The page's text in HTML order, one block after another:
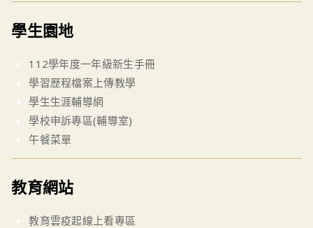
學生園地
112學年度一年級新生手冊
學習歷程檔案上傳教學
學生生涯輔導網
學校申訴專區(輔導室)
午餐菜單
教育網站
教育雲疫起線上看專區